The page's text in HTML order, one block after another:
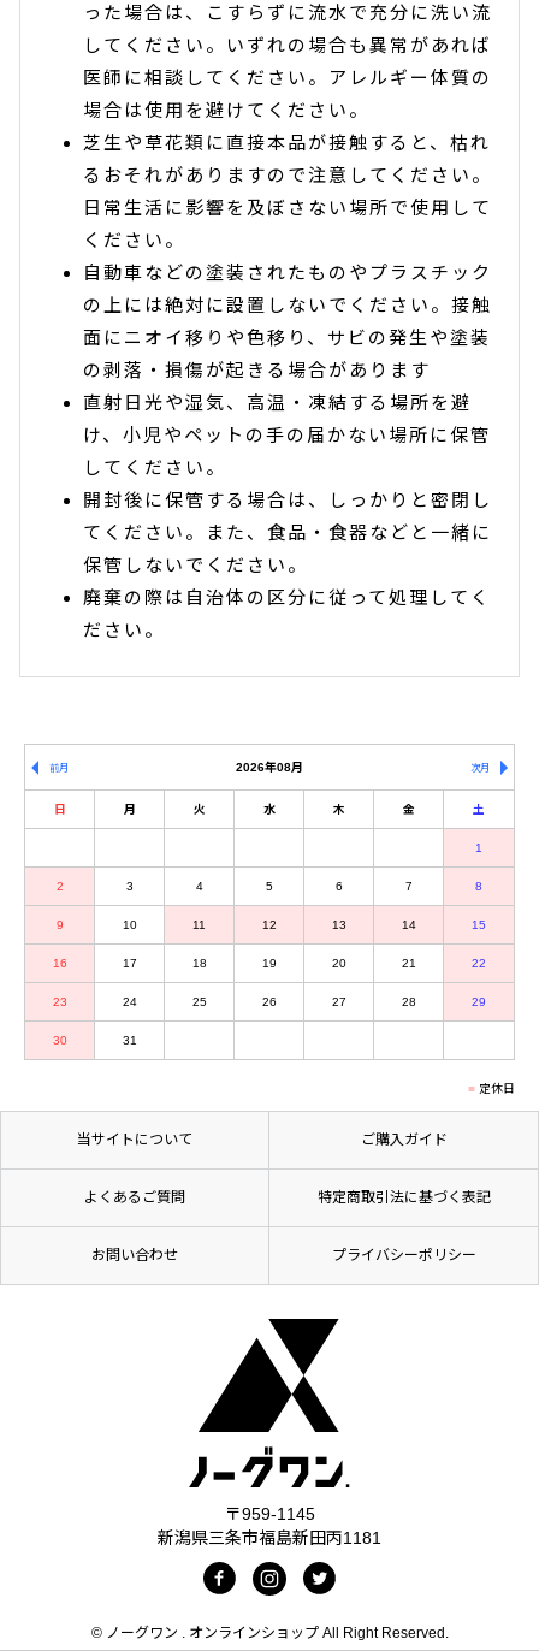
った場合は、こすらずに流水で充分に洗い流
してください。いずれの場合も異常があれば
医師に相談してください。アレルギー体質の
場合は使用を避けてください。
芝生や草花類に直接本品が接触すると、枯れ
るおそれがありますので注意してください。
日常生活に影響を及ぼさない場所で使用して
ください。
自動車などの塗装されたものやプラスチック
の上には絶対に設置しないでください。接触
面にニオイ移りや色移り、サビの発生や塗装
の剥落・損傷が起きる場合があります
直射日光や湿気、高温・凍結する場所を避
け、小児やペットの手の届かない場所に保管
してください。
開封後に保管する場合は、しっかりと密閉し
てください。また、食品・食器などと一緒に
保管しないでください。
廃棄の際は自治体の区分に従って処理してく
ださい。
2026年08月
前月 次月
日 月 火 水 木 金 土
1
2 3 4 5 6 7 8
9 10 11 12 13 14 15
16 17 18 19 20 21 22
23 24 25 26 27 28 29
30 31
定休日
当サイトについて ご購入ガイド
よくあるご質問 特定商取引法に基づく表記
お問い合わせ プライバシーポリシー
〒959-1145
新潟県三条市福島新田丙1181
© ノーグワン . オンラインショップ All Right Reserved.